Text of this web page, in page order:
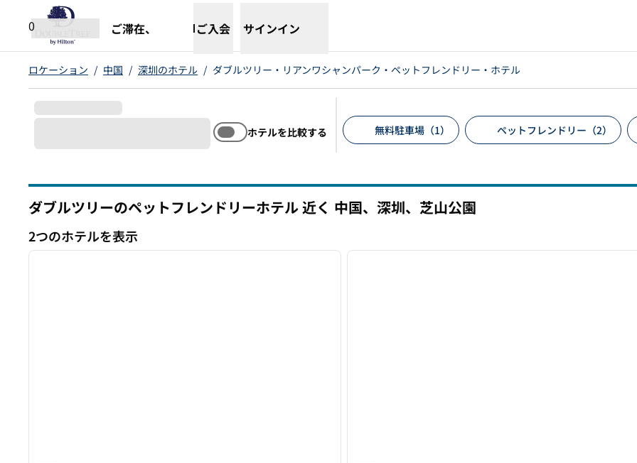
コンテンツに移動
0
ご滞在、 ご入会 サインイン
ロケーション / 中国 / 深圳のホテル / ダブルツリー・リアンワシャンパーク・ペットフレンドリー・ホテル
ホテルを比較する 無料駐車場（1） ペットフレンドリー（2）
ダブルツリーのペットフレンドリーホテル 近く 中国、深圳、芝山公園
2つのホテルを表示
2つのホテルを表示
1/12
次の画像1/12